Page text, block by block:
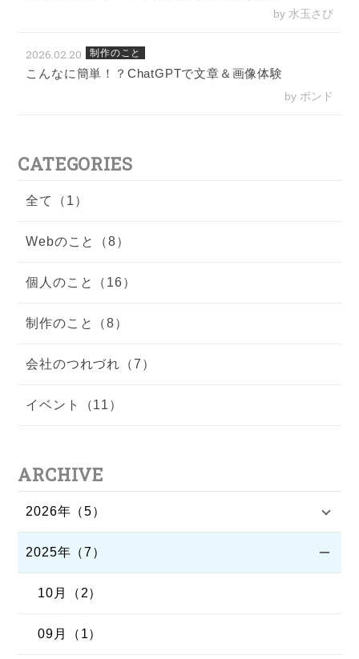
by 水玉さび
2026.02.20 制作のこと
こんなに簡単！？ChatGPTで文章＆画像体験
by ボンド
CATEGORIES
全て（1）
Webのこと（8）
個人のこと（16）
制作のこと（8）
会社のつれづれ（7）
イベント（11）
ARCHIVE
2026年（5）
2025年（7）
10月（2）
09月（1）